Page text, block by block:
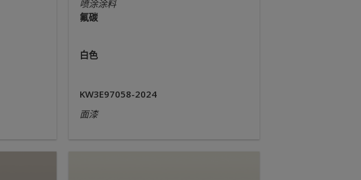
喷涂涂料
氟碳
白色
KW3E97058-2024
面漆